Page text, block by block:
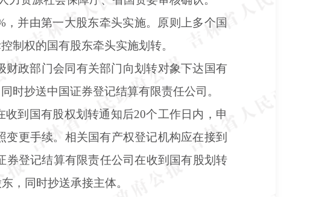
，并由第一大股东牵头实施。原则上多个国
制权的国有股东牵头实施划转。
财政部门会同有关部门向划转对象下达国有
时抄送中国证券登记结算有限责任公司。
收到国有股权划转通知后20个工作日内，申
更手续。相关国有产权登记机构应在接到
登记结算有限责任公司在收到国有股划转
，同时抄送承接主体。